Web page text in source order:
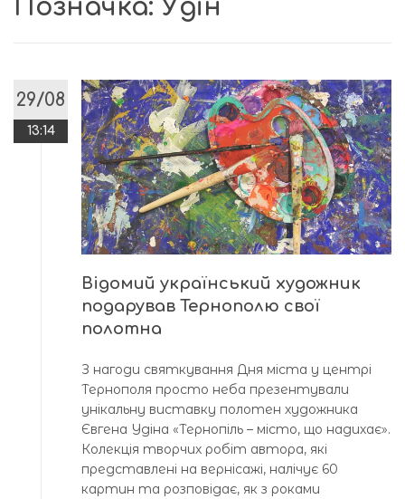
Позначка: Удін
29/08
13:14
Відомий український художник
подарував Тернополю свої
полотна
З нагоди святкування Дня міста у центрі
Тернополя просто неба презентували
унікальну виставку полотен художника
Євгена Удіна «Тернопіль – місто, що надихає».
Колекція творчих робіт автора, які
представлені на вернісажі, налічує 60
картин та розповідає, як з роками